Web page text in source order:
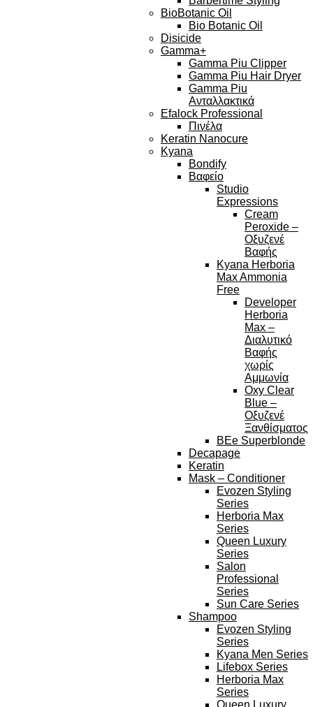
BioBotanic Oil
Bio Botanic Oil
Disicide
Gamma+
Gamma Piu Clipper
Gamma Piu Hair Dryer
Gamma Piu
Ανταλλακτικά
Efalock Professional
Πινέλα
Keratin Nanocure
Kyana
Bondify
Βαφείο
Studio
Expressions
Cream
Peroxide –
Οξυζενέ
Βαφής
Kyana Herboria
Max Ammonia
Free
Developer
Herboria
Max –
Διαλυτικό
Βαφής
χωρίς
Αμμωνία
Oxy Clear
Blue –
Οξυζενέ
Ξανθίσματος
BEe Superblonde
Decapage
Keratin
Mask – Conditioner
Evozen Styling
Series
Herboria Max
Series
Queen Luxury
Series
Salon
Professional
Series
Sun Care Series
Shampoo
Evozen Styling
Series
Kyana Men Series
Lifebox Series
Herboria Max
Series
Queen Luxury